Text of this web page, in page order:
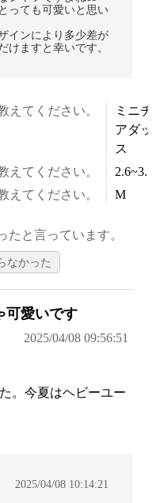
カートへ進む
っても可愛いと思い
インにより多少差が
けますと幸いです。
えてください。
ミニチ
アダッ
ス
えてください。
えてください。
M
たと言っています。
なかった
可愛いです
2025/04/08 09:56:51
。今夏はヘビーユー
2025/04/08 10:14:21